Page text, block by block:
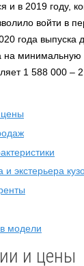
и в 2019 году,
войти в
года выпуска
на минимальную
1 588 000 –
экстерьера
модели
и цены